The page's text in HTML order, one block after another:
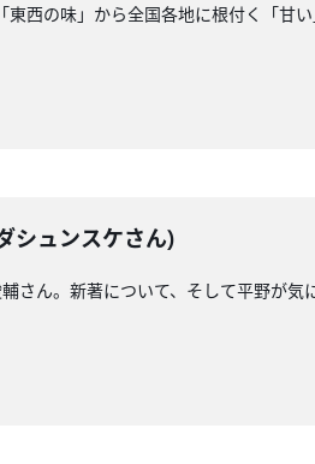
西の味」から全国各地に根付く「甘
シュンスケさん)
さん。新著について、そして平野が